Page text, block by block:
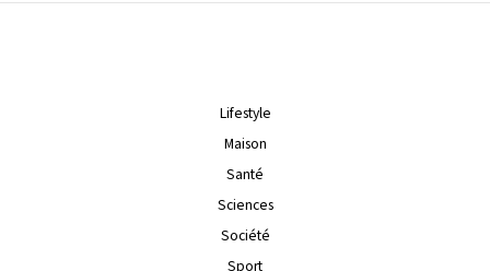
Lifestyle
Maison
Santé
Sciences
Société
Sport